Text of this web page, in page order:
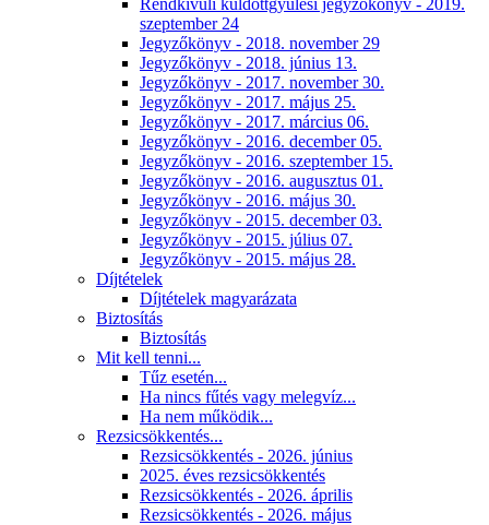
Rendkívüli küldöttgyűlési jegyzőkönyv - 2019.
szeptember 24
Jegyzőkönyv - 2018. november 29
Jegyzőkönyv - 2018. június 13.
Jegyzőkönyv - 2017. november 30.
Jegyzőkönyv - 2017. május 25.
Jegyzőkönyv - 2017. március 06.
Jegyzőkönyv - 2016. december 05.
Jegyzőkönyv - 2016. szeptember 15.
Jegyzőkönyv - 2016. augusztus 01.
Jegyzőkönyv - 2016. május 30.
Jegyzőkönyv - 2015. december 03.
Jegyzőkönyv - 2015. július 07.
Jegyzőkönyv - 2015. május 28.
Díjtételek
Díjtételek magyarázata
Biztosítás
Biztosítás
Mit kell tenni...
Tűz esetén...
Ha nincs fűtés vagy melegvíz...
Ha nem működik...
Rezsicsökkentés...
Rezsicsökkentés - 2026. június
2025. éves rezsicsökkentés
Rezsicsökkentés - 2026. április
Rezsicsökkentés - 2026. május